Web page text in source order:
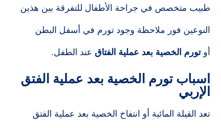
طبيب متخصص في جراحة الأطفال للتفرقة بين هذين
النوعين فور ملاحظة وجود تورم في أسفل البطن
أوتورم الخصية بعد عملية الفتاق عند الطفل.
اسباب تورم الخصية بعد عملية الفتق
الإربي
تعد القيلة المائية أو انتفاخ الخصية بعد عملية الفتق